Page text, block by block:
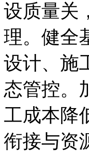
设质量关 ，
理。 健全
设计、施
态管控。
工成本降
衔接与资